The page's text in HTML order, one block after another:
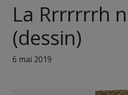
La Rrrrrrrh
(dessin)
6 mai 2019